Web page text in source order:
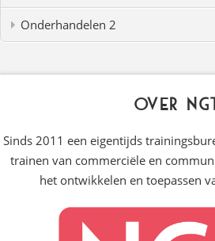
Onderhandelen 2
Over NGT
Sinds 2011 een eigentijds
trainen van commerciële en
het ontwikkelen en toepassen